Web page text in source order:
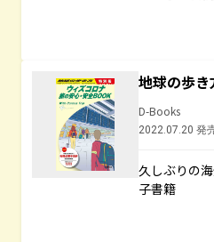
地球の歩
D-Books
2022.07.20 発
久しぶりの
子書籍